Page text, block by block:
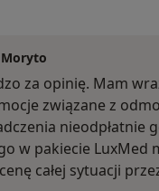
za opinię. Mam
związane z
nieodpłatnie
w pakiecie LuxMed
całej sytuacji